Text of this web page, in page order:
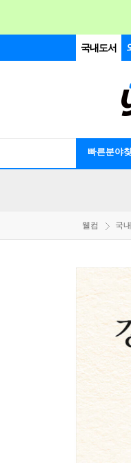
국내도서
빠른분야
웰컴 국